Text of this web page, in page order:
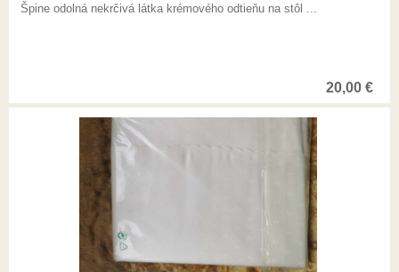
Špine odolná nekrčivá látka krémového odtieňu na stôl ...
20,00 €